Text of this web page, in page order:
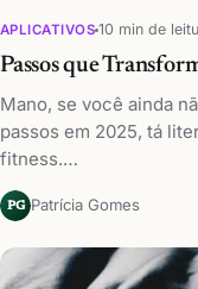
APLICATIVOS 10 min de
Passos que
Mano, se você ainda
passos em 2025, tá
fitness.…
PG Patrícia Gomes